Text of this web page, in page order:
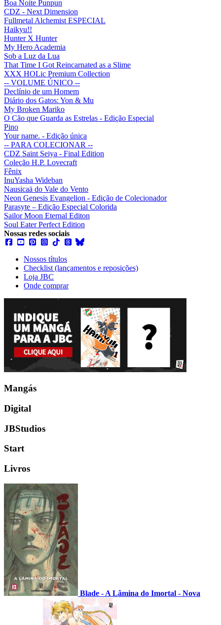
Boa Noite Punpun
CDZ - Next Dimension
Fullmetal Alchemist ESPECIAL
Haikyu!!
Hunter X Hunter
My Hero Academia
Sob a Luz da Lua
That Time I Got Reincarnated as a Slime
XXX HOLic Premium Collection
-- VOLUME ÚNICO --
Declínio de um Homem
Diário dos Gatos: Yon & Mu
My Broken Mariko
O Cão que Guarda as Estrelas - Edição Especial
Pino
Your name. - Edição única
-- PARA COLECIONAR --
CDZ Saint Seiya - Final Edition
Coleção H.P. Lovecraft
Fênix
InuYasha Wideban
Nausicaä do Vale do Vento
Neon Genesis Evangelion - Edição de Colecionador
Parasyte – Edição Especial Colorida
Sailor Moon Eternal Editon
Soul Eater Perfect Edition
Nossas redes sociais
Nossos títulos
Checklist (lançamentos e reposições)
Loja JBC
Onde comprar
Mangás
Digital
JBStudios
Start
Livros
Blade - A Lâmina do Imortal - Nova